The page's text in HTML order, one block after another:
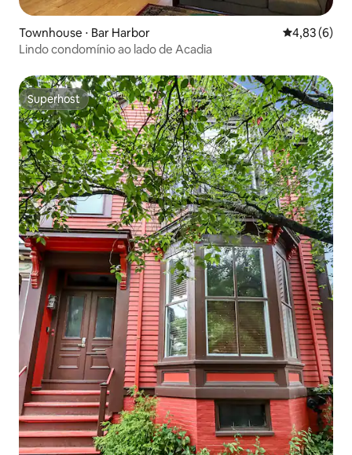
Townhouse ⋅ Bar Harbor 4,83 de uma
4,83 (6)
Lindo condomínio ao lado de Acadia
Superhost
Superhost